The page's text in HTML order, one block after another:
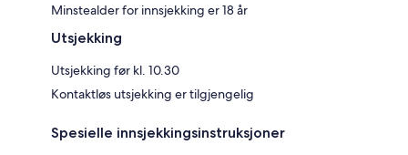
Minstealder for innsjekking er 18 år
Utsjekking
Utsjekking før kl. 10.30
Kontaktløs utsjekking er tilgjengelig
Spesielle innsjekkingsinstruksjoner